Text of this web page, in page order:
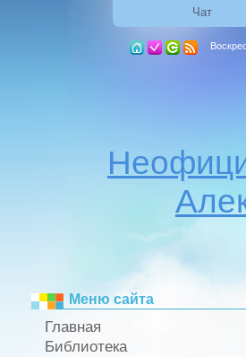
Чат
Меню сайта
Главная
Библиотека